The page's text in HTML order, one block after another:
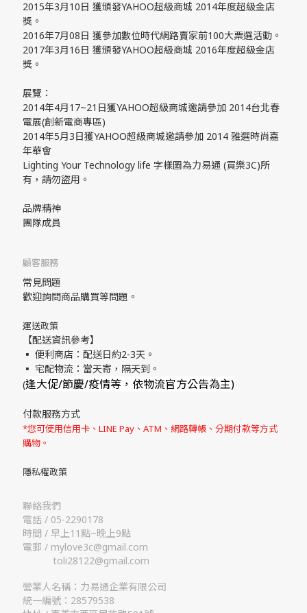
2015年3月10日 獲頒發YAHOO超級商城 2014年度超級金店
獎。
2016年7月08日 獲參加數位時代網路賣家前100大票選活動。
2017年3月16日 獲頒發YAHOO超級商城 2016年度超級金店
獎。
展覽：
2014年4月17~21日獲YAHOO超級商城邀請參加 2014台北春
電展(創新電商專區)
2014年5月3日獲YAHOO超級商城邀請參加 2014 雅選時尚嘉
年華會
Lighting Your Technology life 字樣圖為力易通 (買樂3C)所
有，請勿盜用。
品牌精神
團隊成員
顧客服務
常見問題
歡迎詢問商品購買等問題。
運送政策
【配送資訊參考】
▪ 便利商店：配送日約2-3天。
▪ 宅配物流：當天寄，隔天到。
(逢大促/節慶/疫情等，依物流官方公告為主)
付款服務方式
*您可使用信用卡、LINE Pay、ATM、網路轉帳、分期付款等方式
購物。
隱私權政策
聯絡我們
電話 / 05-2290178
時間 / 早上11點~晚上9點
電郵 / mylove3c@gmail.com
toli28122@gmail.com
營業人名稱：力易通企業有限公司
統一編號：28579538